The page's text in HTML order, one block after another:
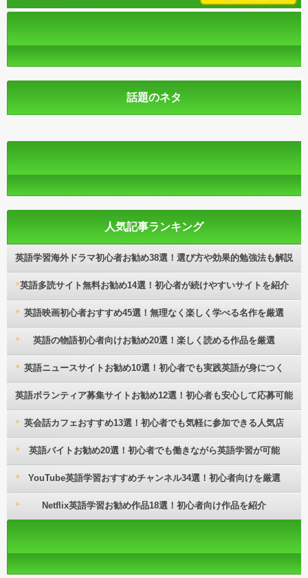
話題のネタ
人気記事ランキング
英語学習海外ドラマ初心者お勧め38選！選び方や効果的勉強法も解説
英語多読サイト無料お勧め14選！初心者が続けやすいサイトを紹介
英語映画初心者おすすめ45選！無理なく楽しく学べる名作を厳選
英語の物語初心者向けお勧め20選！楽しく読める作品を厳選
英語ニュースサイトお勧め10選！初心者でも実践英語が身につく
英語ボランティア募集サイトお勧め12選！初心者も安心して応募可能
英会話カフェおすすめ13選！初心者でも気軽に参加できる人気店
英語バイトお勧め20選！初心者でも働きながら英語学習が可能
YouTube英語学習おすすめチャンネル34選！初心者向けを厳選
Netflix英語学習お勧め作品18選！初心者向け作品を紹介